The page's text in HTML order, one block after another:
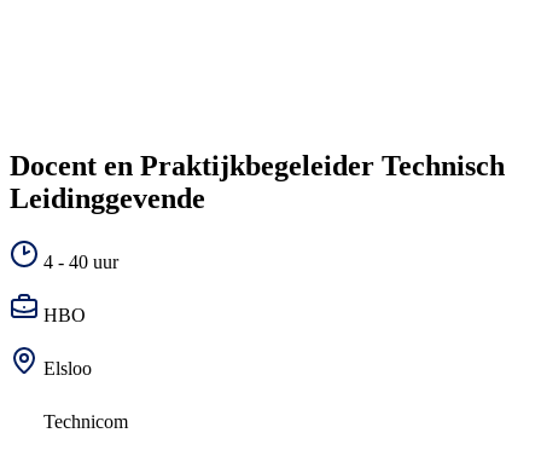
Docent en Praktijkbegeleider Technisch
Leidinggevende
4 - 40 uur
HBO
Elsloo
Technicom